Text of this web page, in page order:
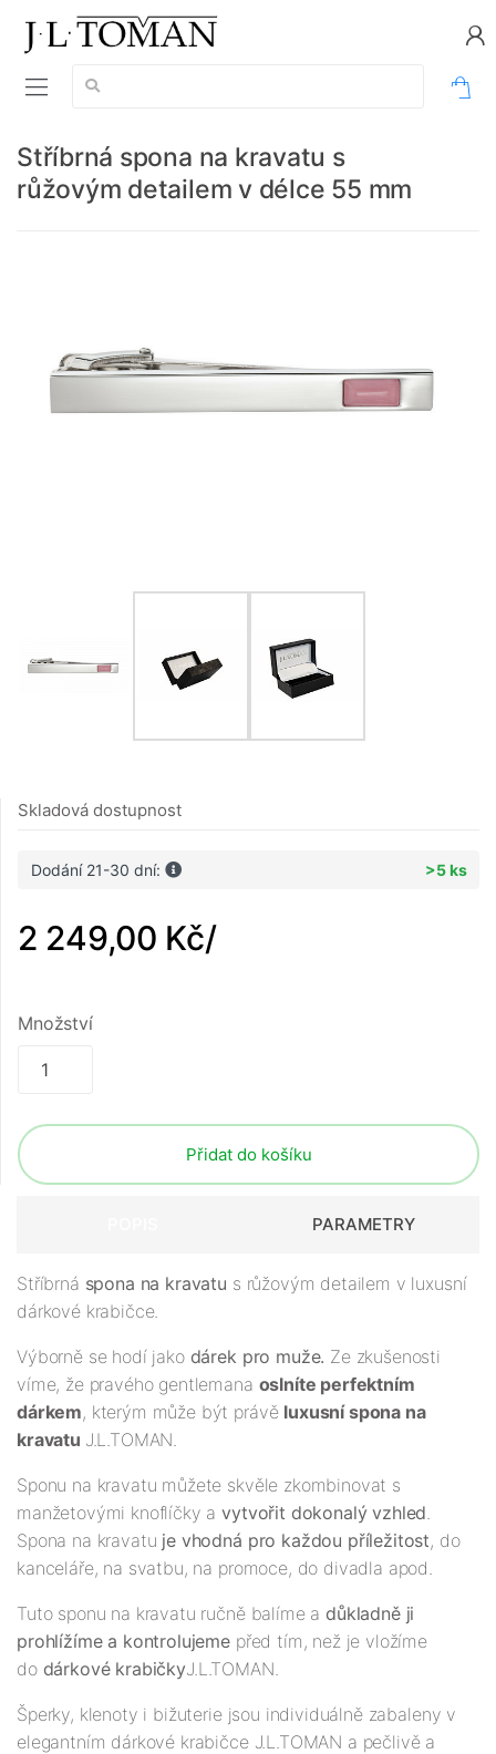
Vyhledávání:
Stříbrná spona na kravatu s
růžovým detailem v délce 55 mm
Skladová dostupnost
Dodání 21-30 dní: >5 ks
2 249,00 Kč/
Množství
Přidat do košíku
PARAMETRY
Stříbrná spona na kravatu s růžovým detailem v luxusní
dárkové krabičce.
Výborně se hodí jako dárek pro muže. Ze zkušenosti
víme, že pravého gentlemana oslníte perfektním
dárkem, kterým může být právě luxusní spona na
kravatu J.L.TOMAN.
Sponu na kravatu můžete skvěle zkombinovat s
manžetovými knoflíčky avytvořit dokonalý vzhled
Spona na kravatu je vhodná pro každou příležitost, do
kanceláře, na svatbu, na promoce, do divadla apod.
Tuto sponu na kravatu ručně balíme a důkladně ji
prohlížíme a kontrolujeme před tím, než je vložíme
do dárkové krabičkyJ.L.TOMAN.
Šperky, klenoty i bižuterie jsou individuálně zabaleny v
elegantním dárkové krabičce J.L.TOMAN a pečlivě a